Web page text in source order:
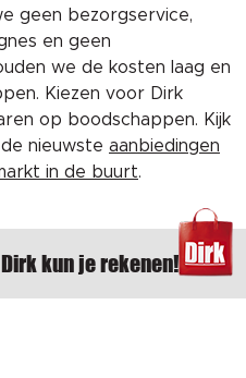
geen bezorgservice,
en geen
we de kosten laag en
Kiezen voor Dirk
op boodschappen. Kijk
nieuwste aanbiedingen
in de buurt.
Dirk kun je rekenen!